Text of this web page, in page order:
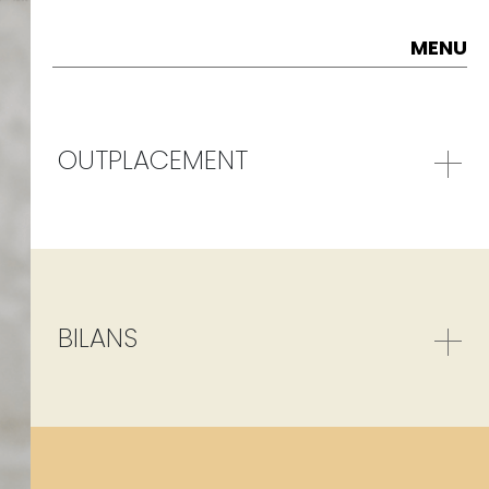
MENU
OUTPLACEMENT
BILANS